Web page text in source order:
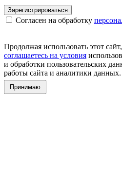
Зарегистрироваться
Согласен на обработку
Продолжая использовать этот
соглашаетесь на условия
и обработки пользовательских
работы сайта и аналитики данных.
Принимаю